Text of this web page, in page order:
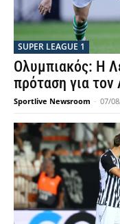
SUPER LEAGUE 1
Ολυμπιακός: Η
πρόταση για
Sportlive Newsroom - 07/